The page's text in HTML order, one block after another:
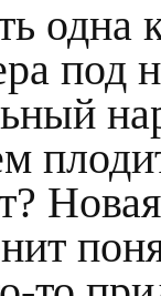
одна
под